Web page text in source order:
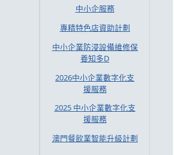
中小企服務
專精特色店資助計劃
中小企業防浸設備維修保
養知多D
2026中小企業數字化支
援服務
2025 中小企業數字化支
援服務
澳門餐飲業智能升級計劃